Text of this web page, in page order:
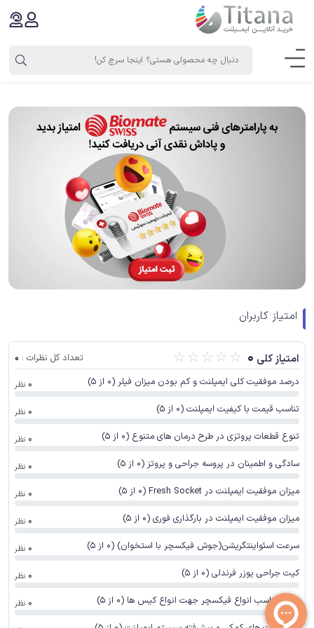
امتیاز کاربران
امتیاز کلی 0
☆ ☆ ☆ ☆ ☆ تعداد کل نظرات : 0
درصد موفقیت کلی ایمپلنت و کم بودن میزان فیلر (0 از 5) 0 نظر
تناسب قیمت با کیفیت ایمپلنت (0 از 5) 0 نظر
تنوع قطعات پروتزی در طرح درمان های متنوع (0 از 5) 0 نظر
سادگی و اطمینان در پروسه جراحی و پروتز (0 از 5) 0 نظر
میزان موفقیت ایمپلنت در Fresh Socket (0 از 5) 0 نظر
میزان موفقیت ایمپلنت در بارگذاری فوری (0 از 5) 0 نظر
سرعت اسئواینتگریشن(جوش فیکسچر با استخوان) (0 از 5) 0 نظر
کیت جراحی یوزر فرندلی (0 از 5) 0 نظر
تنوع مناسب انواع فیکسچر جهت انواع کیس ها (0 از 5) 0 نظر